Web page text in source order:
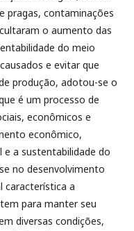
pragas, contaminações
o aumento das
do meio
e evitar que
produção, adotou-se o
é um processo de
econômicos e
econômico,
e a sustentabilidade do
no desenvolvimento
característica a
para manter seu
diversas condições,